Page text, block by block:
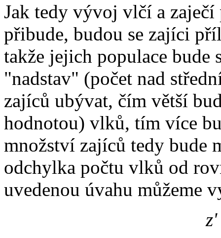
Jak tedy vývoj vlčí a
přibude, budou se zajíci
takže jejich populace bude
"nadstav" (počet nad
zajíců ubývat, čím větší
hodnotou) vlků, tím více
množství zajíců tedy bude
odchylka počtu vlků od
uvedenou úvahu můžeme